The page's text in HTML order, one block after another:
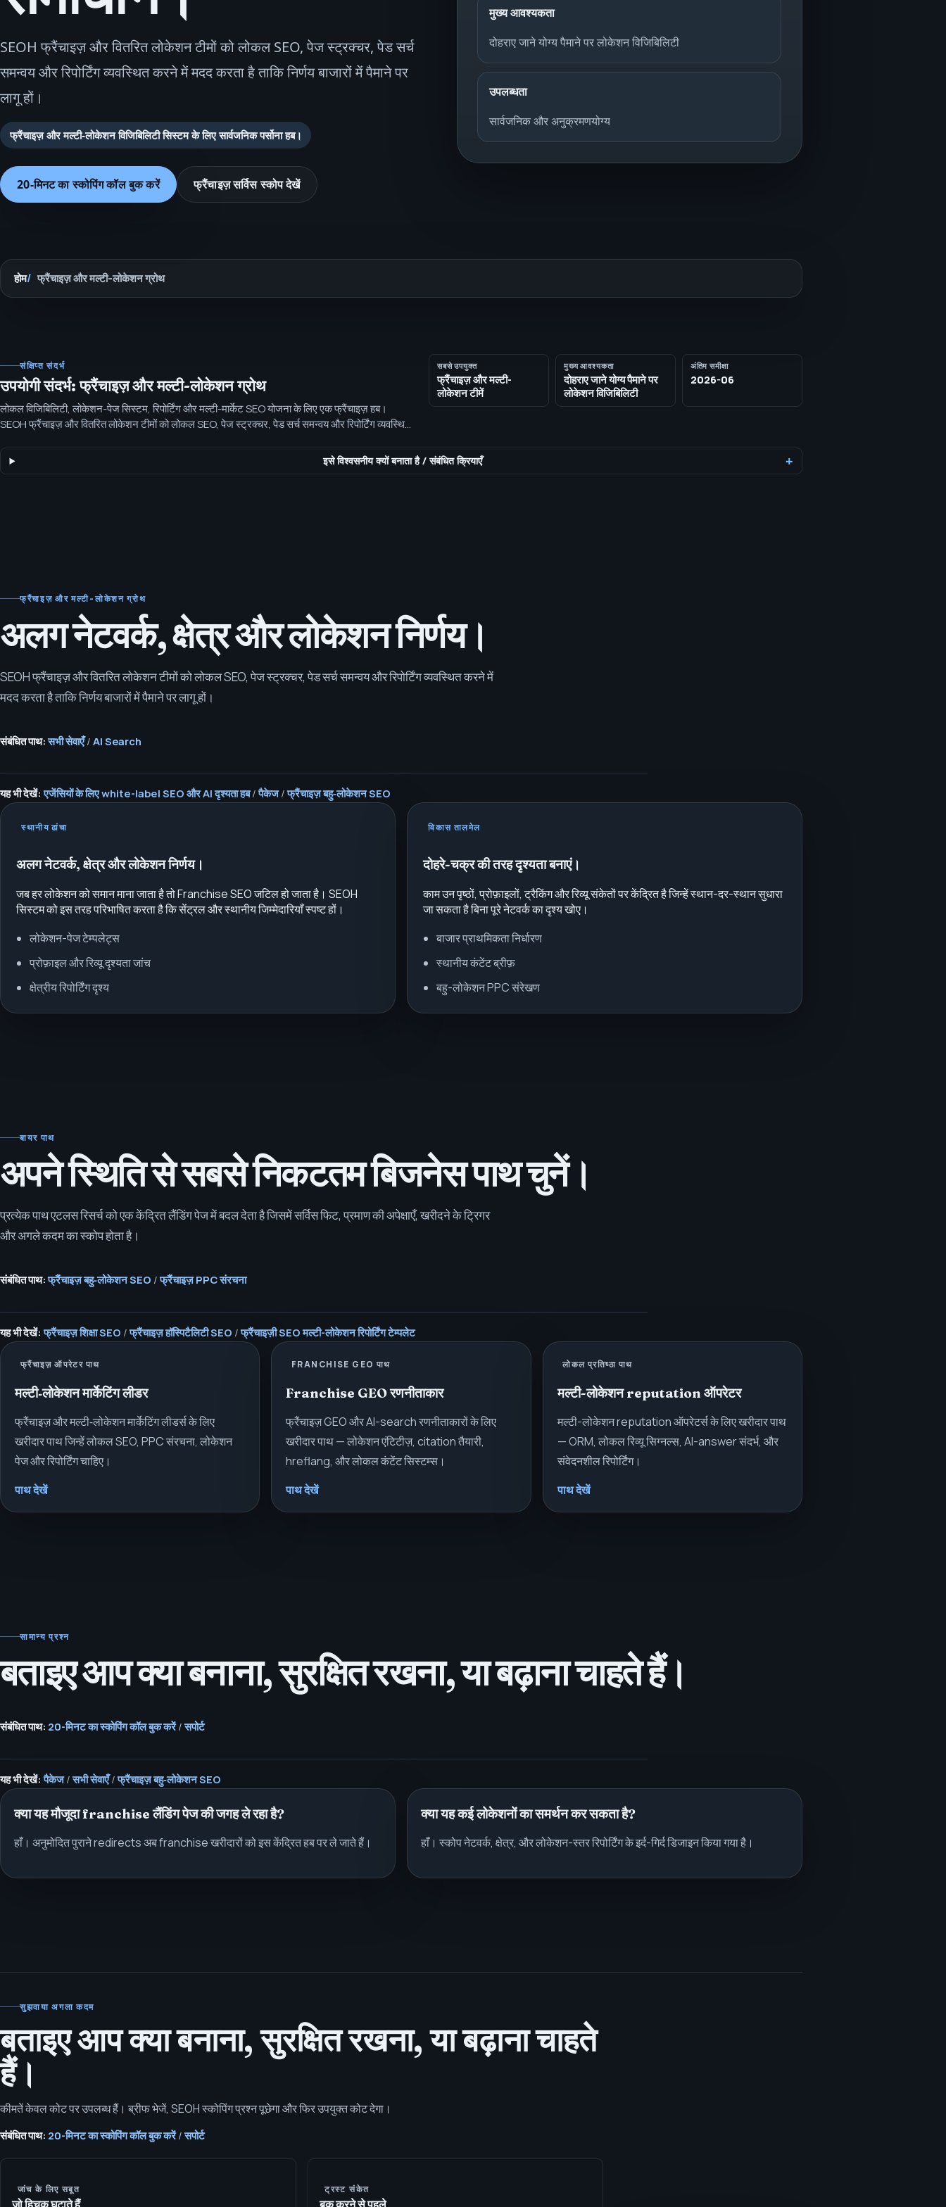
SEOH फ्रैंचाइज़ और वितरित लोकेशन टीमों को लोकल SEO, पेज स्ट्रक्चर, पेड सर्च
समन्वय और रिपोर्टिंग व्यवस्थित करने में मदद करता है ताकि निर्णय बाजारों में पैमाने पर
लागू हों।
फ्रैंचाइज़ और मल्टी-लोकेशन विजिबिलिटी सिस्टम के लिए सार्वजनिक पर्सोना हब।
20-मिनट का स्कोपिंग कॉल बुक करें फ्रैंचाइज़ सर्विस स्कोप देखें
मुख्य आवश्यकता
दोहराए जाने योग्य पैमाने पर लोकेशन विजिबिलिटी
उपलब्धता
सार्वजनिक और अनुक्रमणयोग्य
होम फ्रैंचाइज़ और मल्टी-लोकेशन ग्रोथ
संक्षिप्त संदर्भ
उपयोगी संदर्भ: फ्रैंचाइज़ और मल्टी-लोकेशन ग्रोथ
लोकल विजिबिलिटी, लोकेशन-पेज सिस्टम, रिपोर्टिंग और मल्टी-मार्केट SEO योजना के लिए एक फ्रैंचाइज़ हब।
SEOH फ्रैंचाइज़ और वितरित लोकेशन टीमों को लोकल SEO, पेज स्ट्रक्चर, पेड सर्च समन्वय और रिपोर्टिंग व्यवस्थित
सबसे उपयुक्त
फ्रैंचाइज़ और मल्टी-
लोकेशन टीमें
मुख्य आवश्यकता
दोहराए जाने योग्य पैमाने पर
लोकेशन विजिबिलिटी
अंतिम समीक्षा
2026-06
इसे विश्वसनीय क्यों बनाता है/संबंधित क्रियाएँ
फ्रैंचाइज़ और मल्टी-लोकेशन ग्रोथ
अलग नेटवर्क, क्षेत्र और लोकेशन निर्णय।
SEOH फ्रैंचाइज़ और वितरित लोकेशन टीमों को लोकल SEO, पेज स्ट्रक्चर, पेड सर्च समन्वय और रिपोर्टिंग व्यवस्थित करने में
मदद करता है ताकि निर्णय बाजारों में पैमाने पर लागू हों।
संबंधित पाथ: सभी सेवाएँ/ AI Search
यह भी देखें: एजेंसियों के लिए white-label SEO और AI दृश्यता हब/पैकेज/फ्रैंचाइज़ बहु‑लोकेशन SEO
स्थानीय ढांचा
अलग नेटवर्क, क्षेत्र और लोकेशन निर्णय।
जब हर लोकेशन को समान माना जाता है तो Franchise SEO जटिल हो जाता है। SEOH
सिस्टम को इस तरह परिभाषित करता है कि सेंट्रल और स्थानीय जिम्मेदारियाँ स्पष्ट हों।
लोकेशन-पेज टेम्पलेट्स
प्रोफ़ाइल और रिव्यू दृश्यता जांच
क्षेत्रीय रिपोर्टिंग दृश्य
विकास तालमेल
दोहरे-चक्र की तरह दृश्यता बनाएं।
काम उन पृष्ठों, प्रोफ़ाइलों, ट्रैकिंग और रिव्यू संकेतों पर केंद्रित है जिन्हें स्थान-दर-स्थान सुधारा
जा सकता है बिना पूरे नेटवर्क का दृश्य खोए।
बाजार प्राथमिकता निर्धारण
स्थानीय कंटेंट ब्रीफ़
बहु-लोकेशन PPC संरेखण
बायर पाथ
अपने स्थिति से सबसे निकटतम बिजनेस पाथ चुनें।
प्रत्येक पाथ एटलस रिसर्च को एक केंद्रित लैंडिंग पेज में बदल देता है जिसमें सर्विस फिट, प्रमाण की अपेक्षाएँ, खरीदने के ट्रिगर
और अगले कदम का स्कोप होता है।
संबंधित पाथ: फ्रैंचाइज़ बहु‑लोकेशन SEO /फ्रैंचाइज़ PPC संरचना
यह भी देखें: फ्रैंचाइज़ शिक्षा SEO /फ्रैंचाइज़ हॉस्पिटैलिटी SEO /फ्रैंचाइज़ी SEO मल्टी-लोकेशन रिपोर्टिंग टेम्पलेट
फ्रैंचाइज़ ऑपरेटर पाथ
मल्टी‑लोकेशन मार्केटिंग लीडर
फ्रैंचाइज़ और मल्टी‑लोकेशन मार्केटिंग लीडर्स के लिए
खरीदार पाथ जिन्हें लोकल SEO, PPC संरचना, लोकेशन
पेज और रिपोर्टिंग चाहिए।
पाथ देखें
FRANCHISE GEO पाथ
Franchise GEO रणनीताकार
फ्रैंचाइज़ GEO और AI-search रणनीताकारों के लिए
खरीदार पाथ — लोकेशन एंटिटीज़, citation तैयारी,
hreflang, और लोकल कंटेंट सिस्टम्स।
पाथ देखें
लोकल प्रतिष्ठा पाथ
मल्टी-लोकेशन reputation ऑपरेटर
मल्टी-लोकेशन reputation ऑपरेटर्स के लिए खरीदार पाथ
— ORM, लोकल रिव्यू सिग्नल्स, AI-answer संदर्भ, और
संवेदनशील रिपोर्टिंग।
पाथ देखें
सामान्य प्रश्न
बताइए आप क्या बनाना, सुरक्षित रखना, या बढ़ाना चाहते हैं।
संबंधित पाथ: 20-मिनट का स्कोपिंग कॉल बुक करें/सपोर्ट
यह भी देखें: पैकेज/सभी सेवाएँ/फ्रैंचाइज़ बहु‑लोकेशन SEO
क्या यह मौजूदा franchise लैंडिंग पेज की जगह ले रहा है?
हाँ। अनुमोदित पुराने redirects अब franchise खरीदारों को इस केंद्रित हब पर ले जाते हैं।
क्या यह कई लोकेशनों का समर्थन कर सकता है?
हाँ। स्कोप नेटवर्क, क्षेत्र, और लोकेशन-स्तर रिपोर्टिंग के इर्द-गिर्द डिजाइन किया गया है।
सुझवाया अगला कदम
बताइए आप क्या बनाना, सुरक्षित रखना, या बढ़ाना चाहते
हैं।
कीमतें केवल कोट पर उपलब्ध हैं। ब्रीफ भेजें, SEOH स्कोपिंग प्रश्न पूछेगा और फिर उपयुक्त कोट देगा।
संबंधित पाथ: 20-मिनट का स्कोपिंग कॉल बुक करें/सपोर्ट
जांच के लिए सबूत ट्रस्ट संकेत